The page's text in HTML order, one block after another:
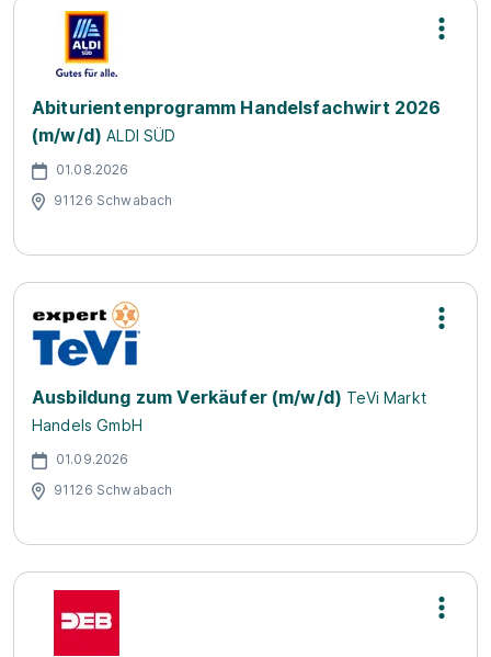
Abiturientenprogramm Handelsfachwirt 2026
(m/w/d) ALDI SÜD
01.08.2026
91126 Schwabach
Ausbildung zum Verkäufer (m/w/d) TeVi Markt
Handels GmbH
01.09.2026
91126 Schwabach